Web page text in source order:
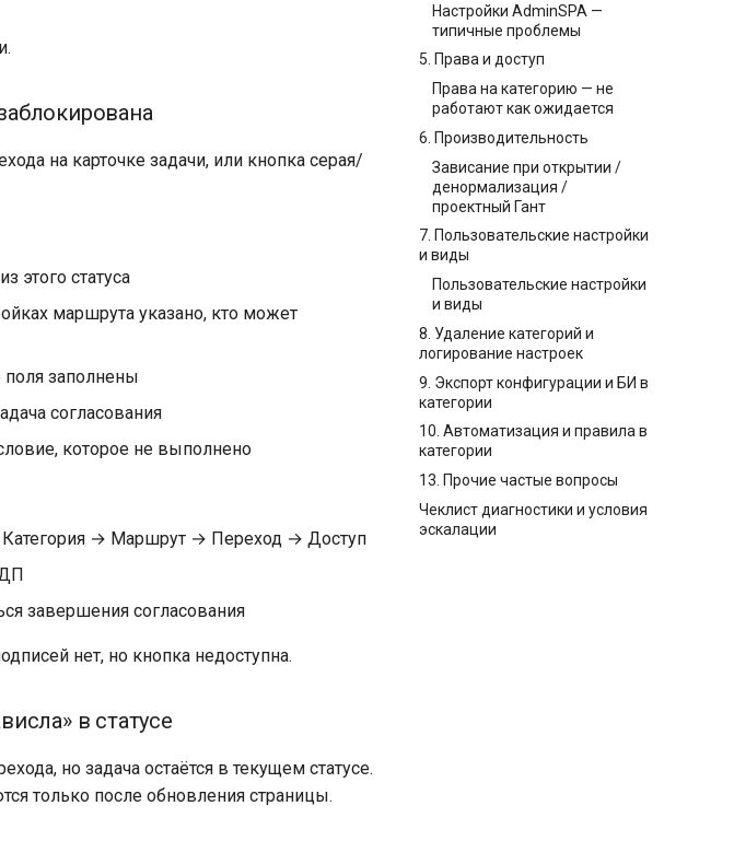
Настройки AdminSPA —
типичные проблемы
5. Права и доступ
Права на категорию — не
работают как ожидается
6. Производительность
Зависание при открытии /
денормализация /
проектный Гант
7. Пользовательские настройки
и виды
Пользовательские настройки
и виды
8. Удаление категорий и
логирование настроек
9. Экспорт конфигурации и БИ в
категории
10. Автоматизация и правила в
категории
13. Прочие частые вопросы
Чеклист диагностики и условия
эскалации
на карточке задачи, или кнопка серая/
этого статуса
маршрута указано, кто может
заполнены
согласования
которое не выполнено
Категория → Маршрут → Переход → Доступ
завершения согласования
нет, но кнопка недоступна.
в статусе
но задача остаётся в текущем статусе.
только после обновления страницы.